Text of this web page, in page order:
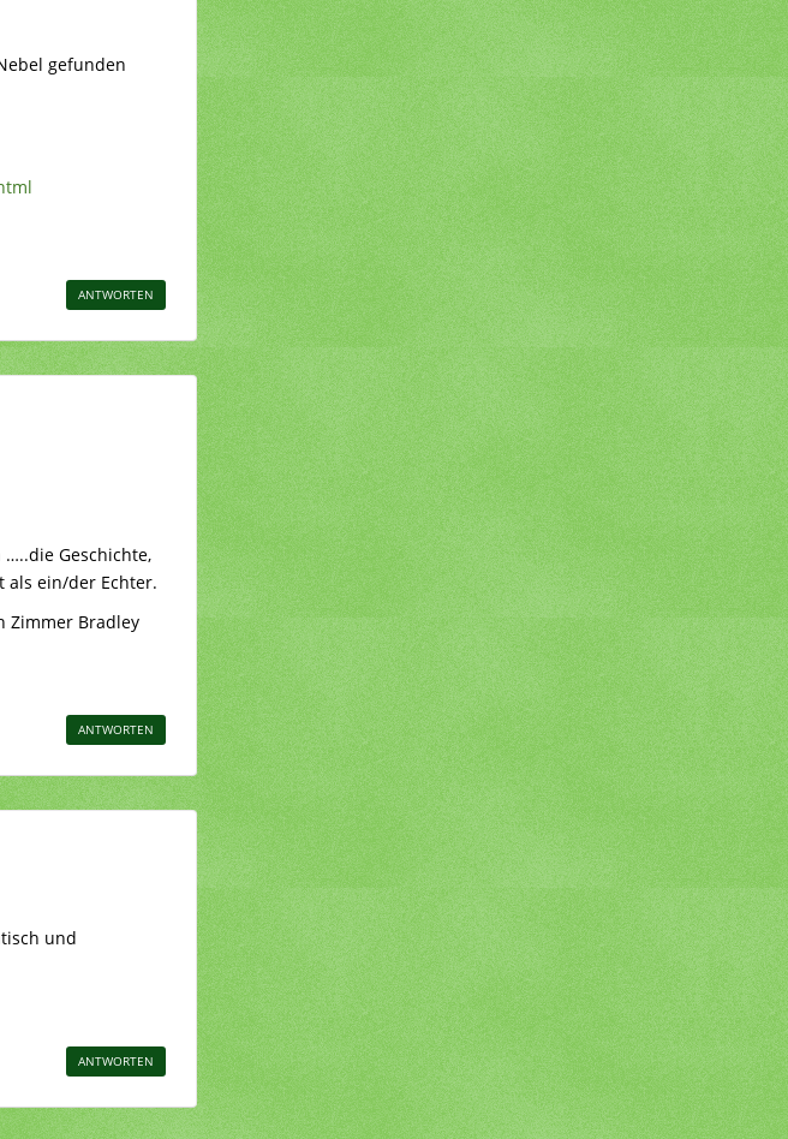
gefunden
ANTWORTEN
Geschichte,
als ein/der Echter.
Zimmer Bradley
ANTWORTEN
und
ANTWORTEN